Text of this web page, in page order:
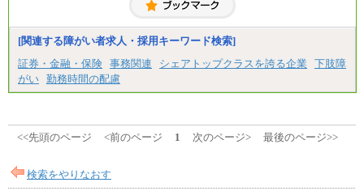
[関連する障がい者求人・採用キーワード検索]
証券・金融・保険 事務関連 シェアトップクラスを誇る企業
下肢障
がい 勤務時間の配慮
<<先頭のページ <前のページ 1 次のページ> 最後のページ>>
検索をやりなおす